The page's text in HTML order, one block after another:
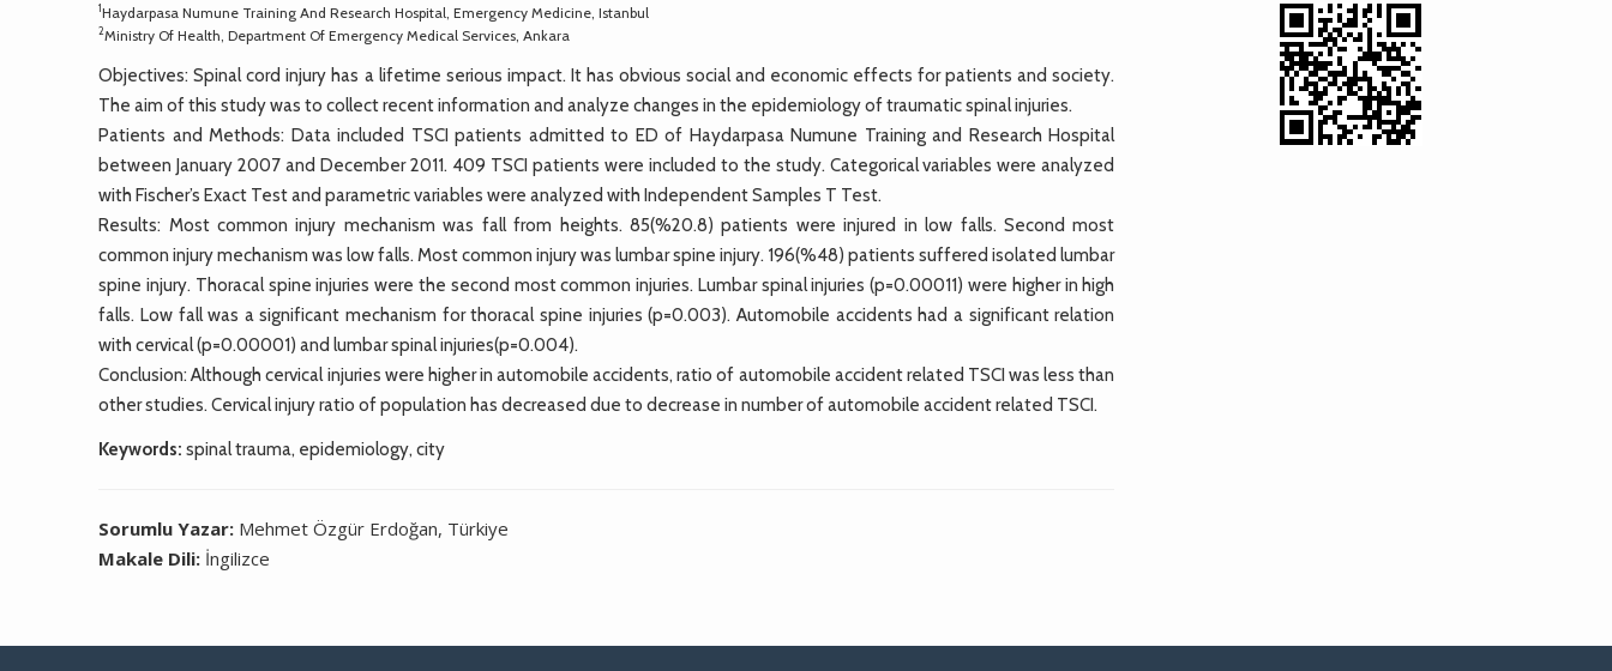
1Haydarpasa Numune Training And Research Hospital, Emergency Medicine, Istanbul
2Ministry Of Health, Department Of Emergency Medical Services, Ankara
Objectives: Spinal cord injury has a lifetime serious impact. It has obvious social and economic effects for patients and society.
The aim of this study was to collect recent information and analyze changes in the epidemiology of traumatic spinal injuries.
Patients and Methods: Data included TSCI patients admitted to ED of Haydarpasa Numune Training and Research Hospital
between January 2007 and December 2011. 409 TSCI patients were included to the study. Categorical variables were analyzed
with Fischer’s Exact Test and parametric variables were analyzed with Independent Samples T Test.
Results: Most common injury mechanism was fall from heights. 85(%20.8) patients were injured in low falls. Second most
common injury mechanism was low falls. Most common injury was lumbar spine injury. 196(%48) patients suffered isolated lumbar
spine injury. Thoracal spine injuries were the second most common injuries. Lumbar spinal injuries (p=0.00011) were higher in high
falls. Low fall was a significant mechanism for thoracal spine injuries (p=0.003). Automobile accidents had a significant relation
with cervical (p=0.00001) and lumbar spinal injuries(p=0.004).
Conclusion: Although cervical injuries were higher in automobile accidents, ratio of automobile accident related TSCI was less than
other studies. Cervical injury ratio of population has decreased due to decrease in number of automobile accident related TSCI.
Keywords: spinal trauma, epidemiology, city
Sorumlu Yazar: Mehmet Özgür Erdoğan, Türkiye
Makale Dili: İngilizce